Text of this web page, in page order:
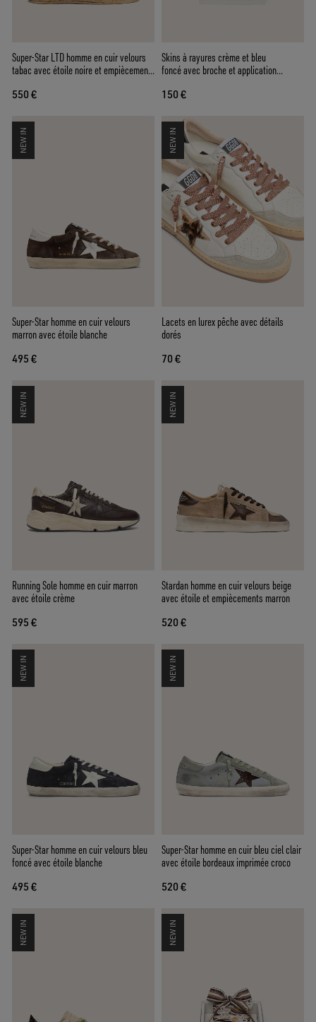
Super-Star LTD homme en cuir velours
tabac avec étoile noire et empiècement
550 €
Skins à rayures crème et bleu
foncé avec broche et application
150 €
NEW IN
Super-Star homme en cuir velours
marron avec étoile blanche
495 €
NEW IN
Lacets en lurex pêche avec détails
dorés
70 €
NEW IN
Running Sole homme en cuir marron
avec étoile crème
595 €
NEW IN
Stardan homme en cuir velours beige
avec étoile et empiècements marron
520 €
NEW IN
Super-Star homme en cuir velours bleu
foncé avec étoile blanche
495 €
NEW IN
Super-Star homme en cuir bleu ciel clair
avec étoile bordeaux imprimée croco
520 €
NEW IN NEW IN